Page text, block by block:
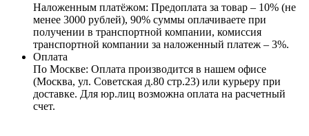
Наложенным платёжом: Предоплата за товар – 10% (не
менее 3000 рублей), 90% суммы оплачиваете при
получении в транспортной компании, комиссия
транспортной компании за наложенный платеж – 3%.
Оплата
По Москве: Оплата производится в нашем офисе
(Москва, ул. Советская д.80 стр.23) или курьеру при
доставке. Для юр.лиц возможна оплата на расчетный
счет.